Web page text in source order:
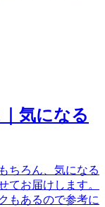
気になる
ちろん、気になる
てお届けします。
もあるので参考に